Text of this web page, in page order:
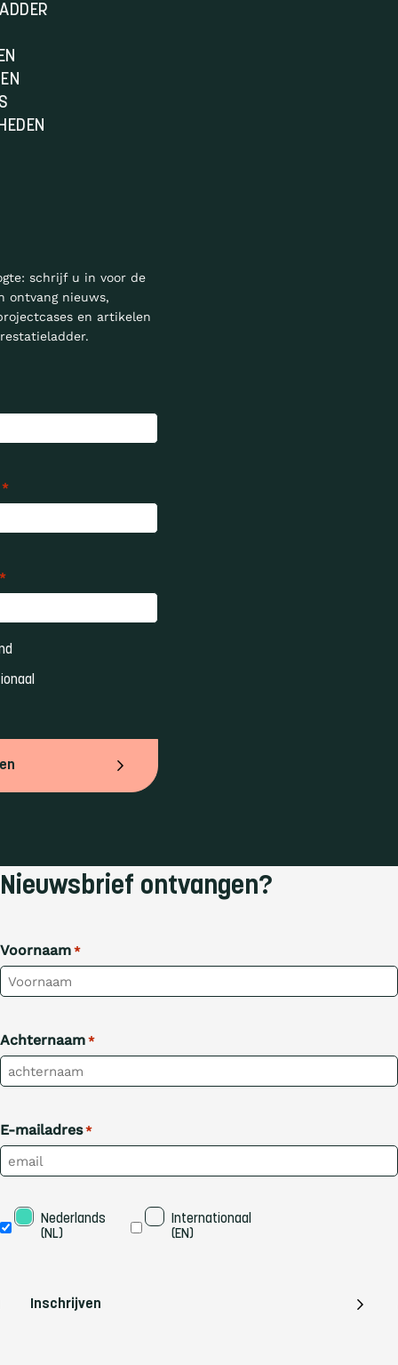
schrijf u in voor de
ontvang nieuws,
en artikelen
*
Nieuwsbrief ontvangen?
Voornaam *
Achternaam *
E-mailadres *
Taal
Nederlands
(NL)
Internationaal
(EN)
Inschrijven